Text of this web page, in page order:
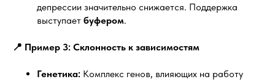
депрессии значительно снижается. Поддержка
выступает буфером.
📍 Пример 3: Склонность к зависимостям
Генетика: Комплекс генов, влияющих на работу